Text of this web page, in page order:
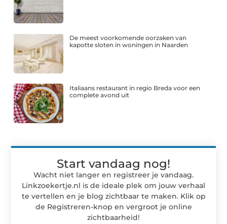
De meest voorkomende oorzaken van
kapotte sloten in woningen in Naarden
Italiaans restaurant in regio Breda voor een
complete avond uit
Start vandaag nog!
Wacht niet langer en registreer je vandaag.
Linkzoekertje.nl is de ideale plek om jouw verhaal
te vertellen en je blog zichtbaar te maken. Klik op
de Registreren-knop en vergroot je online
zichtbaarheid!